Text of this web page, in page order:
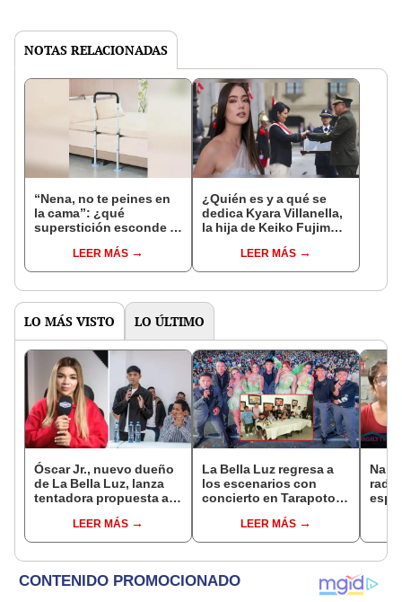
NOTAS RELACIONADAS
“Nena, no te peines en
la cama”: ¿qué
superstición esconde la
Enanitos Verdes?
LEER MÁS
¿Quién es y a qué se
dedica Kyara Villanella,
la hija de Keiko Fujimori
nivel nacional?
LEER MÁS
LO MÁS VISTO LO ÚLTIMO
Óscar Jr., nuevo dueño
de La Bella Luz, lanza
tentadora propuesta a
denuncia por
tocamientos: “Va a
LEER MÁS
La Bella Luz regresa a
los escenarios con
concierto en Tarapoto
Óscar Junior
LEER MÁS